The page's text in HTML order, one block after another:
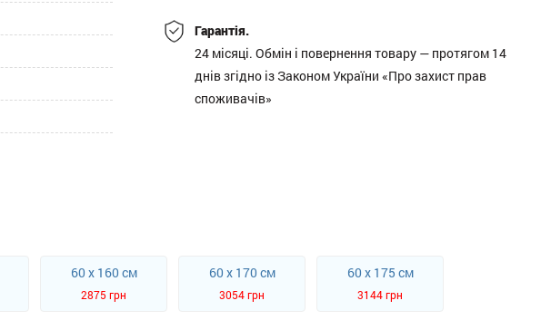
Гарантія.
24 місяці. Обмін і повернення товару — протягом 14
днів згідно із Законом України «Про захист прав
споживачів»
60 x 160 см
2875 грн
60 x 170 см
3054 грн
60 x 175 см
3144 грн